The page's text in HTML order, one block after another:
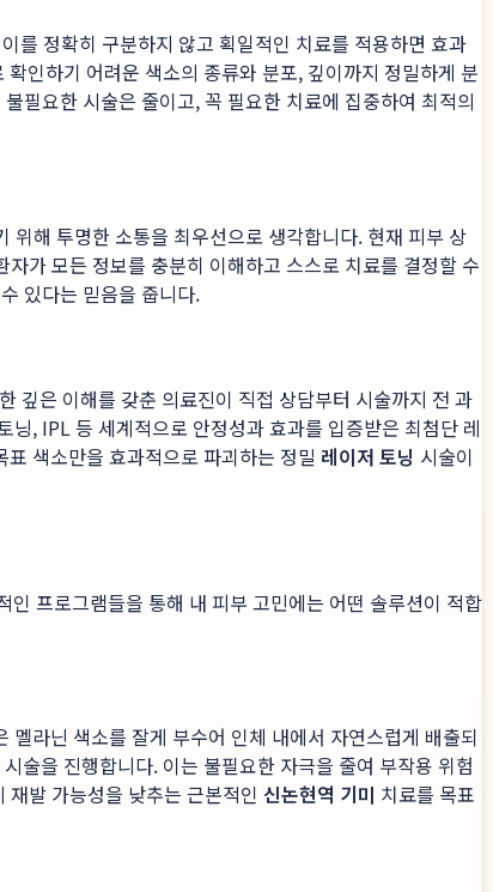
를 정확히 구분하지 않고 획일적인 치료를 적용하면 효과
인하기 어려운 색소의 종류와 분포, 깊이까지 정밀하게 분
필요한 시술은 줄이고, 꼭 필요한 치료에 집중하여 최적의
해 투명한 소통을 최우선으로 생각합니다. 현재 피부 상
가 모든 정보를 충분히 이해하고 스스로 치료를 결정할 수
있다는 믿음을 줍니다.
깊은 이해를 갖춘 의료진이 직접 상담부터 시술까지 전 과
, IPL 등 세계적으로 안정성과 효과를 입증받은 최첨단 레
색소만을 효과적으로 파괴하는 정밀 레이저 토닝 시술이
프로그램들을 통해 내 피부 고민에는 어떤 솔루션이 적합
멜라닌 색소를 잘게 부수어 인체 내에서 자연스럽게 배출되
술을 진행합니다. 이는 불필요한 자극을 줄여 부작용 위험
발 가능성을 낮추는 근본적인 신논현역 기미 치료를 목표